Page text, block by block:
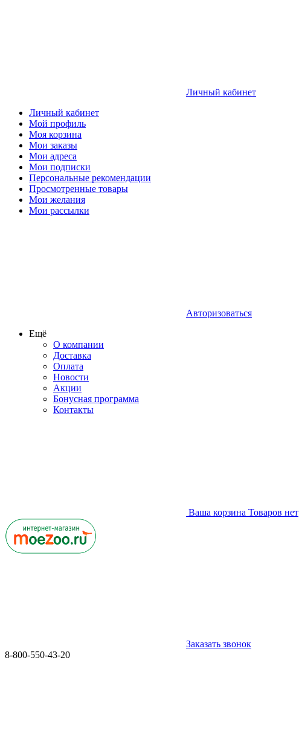
Личный кабинет
Личный кабинет
Мой профиль
Моя корзина
Мои заказы
Мои адреса
Мои подписки
Персональные рекомендации
Просмотренные товары
Мои желания
Мои рассылки
Авторизоваться
Ещё
О компании
Доставка
Оплата
Новости
Акции
Бонусная программа
Контакты
Ваша корзина Товаров нет
Заказать звонок
8-800-550-43-20